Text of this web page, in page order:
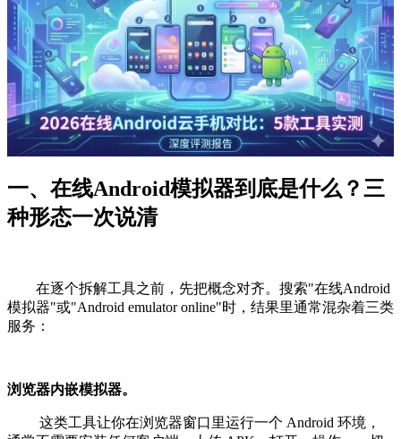
一、在线Android模拟器到底是什么？三
种形态一次说清
在逐个拆解工具之前，先把概念对齐。搜索"在线Android
模拟器"或"Android emulator online"时，结果里通常混杂着三类
服务：
浏览器内嵌模拟器。
这类工具让你在浏览器窗口里运行一个 Android 环境，